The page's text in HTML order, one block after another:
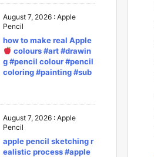
August 7, 2026 : Apple
Pencil
how to make real Apple
colours #art #drawin
g #pencil colour #pencil
coloring #painting #sub
August 7, 2026 : Apple
Pencil
apple pencil sketching r
ealistic process #apple